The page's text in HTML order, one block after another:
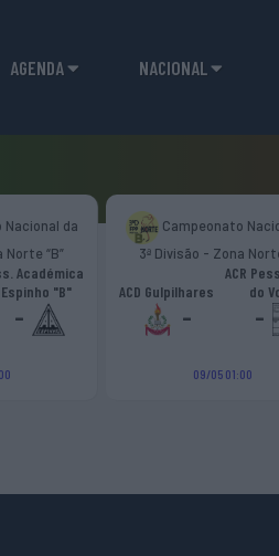
AGENDA NACIONAL
da
Norte “B”
Académica
Espinho "B"
-
Campeonato
3ª Divisão - Zona
ACD Gulpilhares
-
ACR
do
-
09/05 01:00